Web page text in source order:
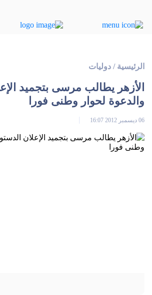
الرئيسية / دوليات
الأزهر يطالب مرسى بتجميد
والدعوة لحوار وطنى فورا
06 ديسمبر 2012 16:07